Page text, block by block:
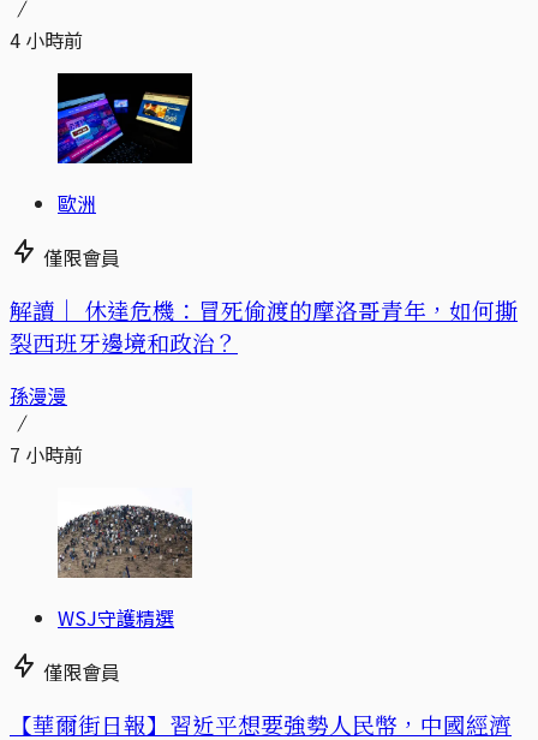
4 小時前
歐洲
僅限會員
解讀｜ 休達危機：冒死偷渡的摩洛哥青年，如何撕
裂西班牙邊境和政治？
孫漫漫
7 小時前
WSJ守護精選
僅限會員
【華爾街日報】習近平想要強勢人民幣，中國經濟